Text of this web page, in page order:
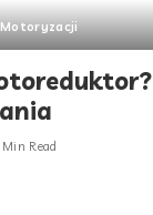
Read